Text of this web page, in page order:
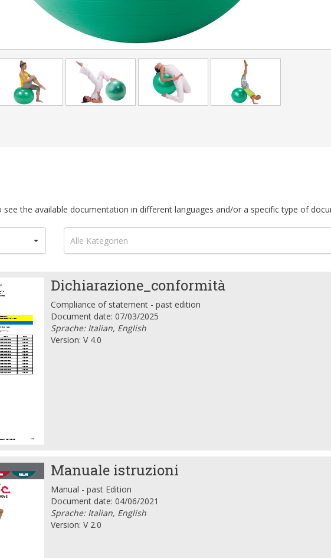
the available documentation in different languages and/or a specific type of
Alle Kategorien
Dichiarazione_conformità
Compliance of statement - past edition
Document date: 07/03/2025
Sprache: Italian, English
Version: V 4.0
Manuale istruzioni
Manual - past Edition
Document date: 04/06/2021
Sprache: Italian, English
Version: V 2.0